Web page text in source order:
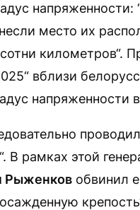
место их
километров“.
вблизи
напряженности
В рамках этой
Рыженков обвинил